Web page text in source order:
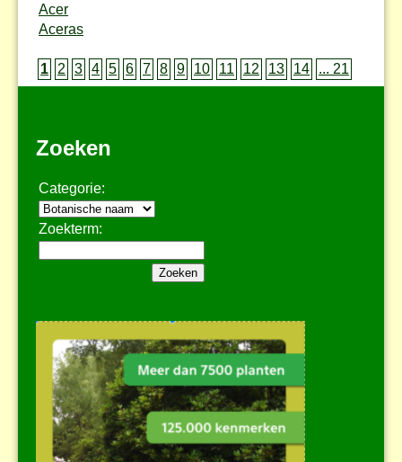
Acer
Aceras
1 2 3 4 5 6 7 8 9 10 11 12 13 14 ... 21
Zoeken
Categorie:
Zoekterm: